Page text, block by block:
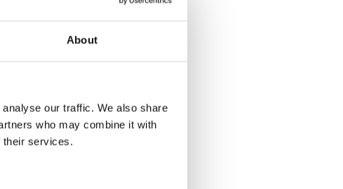
About
our traffic. We also share
who may combine it with
their services.
das Oliveiras 42
458 Camarate